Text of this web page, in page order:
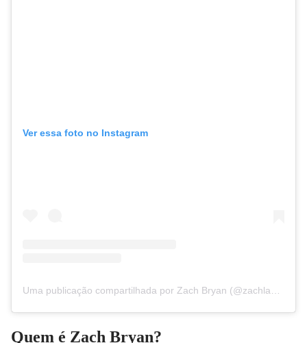
Ver essa foto no Instagram
Quem é Zach Bryan?